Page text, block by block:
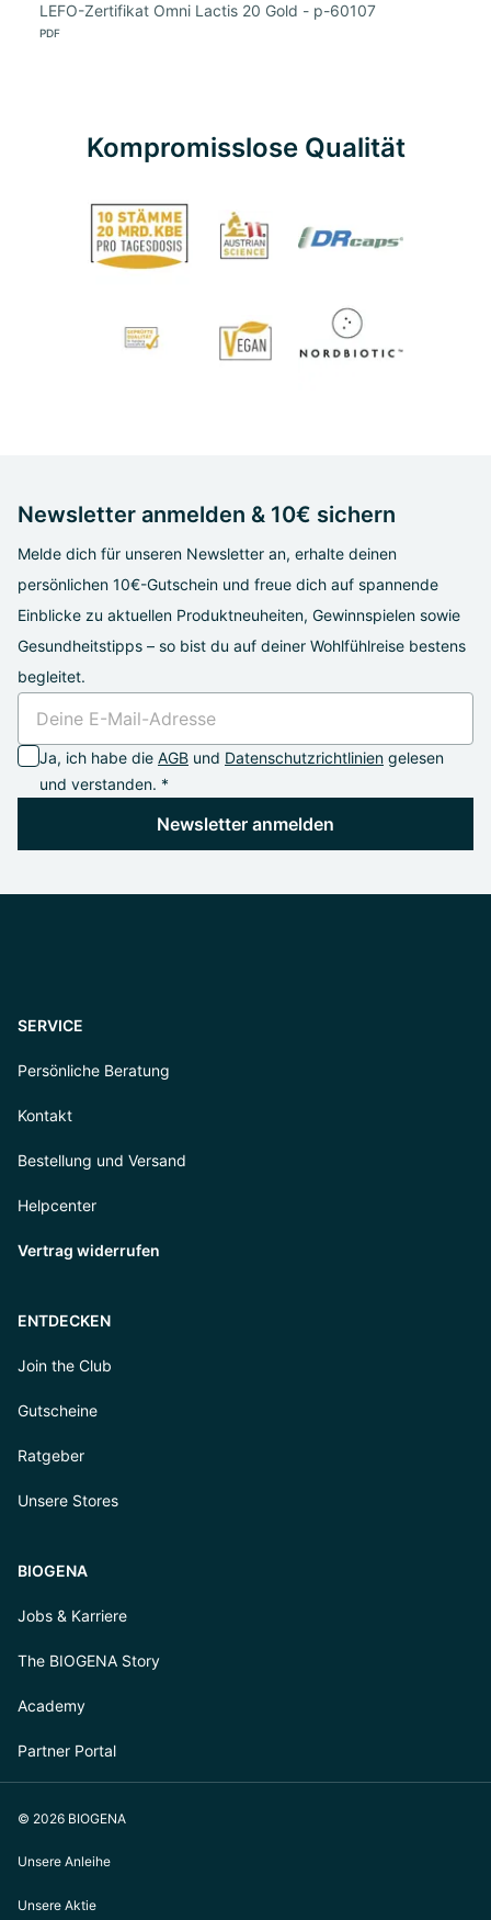
LEFO-Zertifikat Omni Lactis 20 Gold - p-60107
PDF
Kompromisslose Qualität
Newsletter anmelden & 10€ sichern
Melde dich für unseren Newsletter an, erhalte deinen
persönlichen 10€-Gutschein und freue dich auf spannende
Einblicke zu aktuellen Produktneuheiten, Gewinnspielen sowie
Gesundheitstipps – so bist du auf deiner Wohlfühlreise bestens
begleitet.
Ja, ich habe die AGB und Datenschutzrichtlinien gelesen
und verstanden. *
Newsletter anmelden
SERVICE
Persönliche Beratung
Kontakt
Bestellung und Versand
Helpcenter
Vertrag widerrufen
ENTDECKEN
Join the Club
Gutscheine
Ratgeber
Unsere Stores
BIOGENA
Jobs & Karriere
The BIOGENA Story
Academy
Partner Portal
© 2026 BIOGENA
Unsere Anleihe
Unsere Aktie